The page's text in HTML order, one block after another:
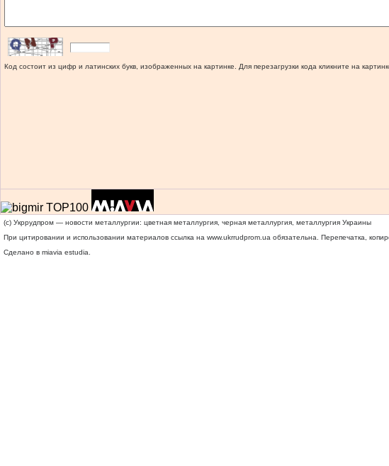
Код состоит из цифр и латинских букв, изображенных на картинке. Для перезагрузки кода кликните на
(c) Укррудпром — новости металлургии: цветная металлургия, черная металлургия, металлургия Украины
При цитировании и использовании материалов ссылка на www.ukrrudprom.ua обязательна. Перепечатка,
Сделано в miavia estudia.